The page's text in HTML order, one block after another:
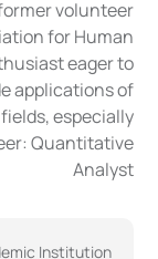
volunteer
for Human
eager to
applications of
especially
Quantitative
Analyst
Institution